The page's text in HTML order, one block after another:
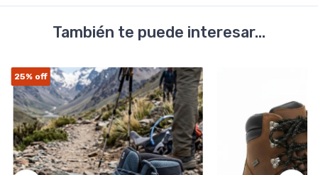
También te puede interesar...
25% off